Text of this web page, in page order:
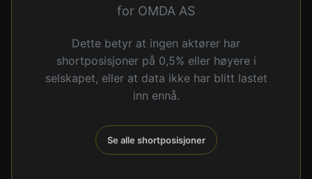
for OMDA AS
Dette betyr at ingen aktører har
shortposisjoner på 0,5% eller høyere i
selskapet, eller at data ikke har blitt lastet
inn ennå.
Se alle shortposisjoner